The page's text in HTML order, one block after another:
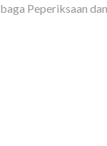
Peperiksaan